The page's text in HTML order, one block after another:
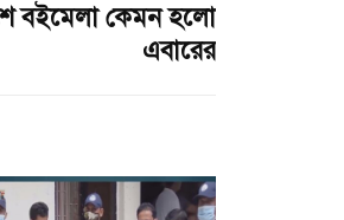
বইমেলা কেমন হলো
এবারের